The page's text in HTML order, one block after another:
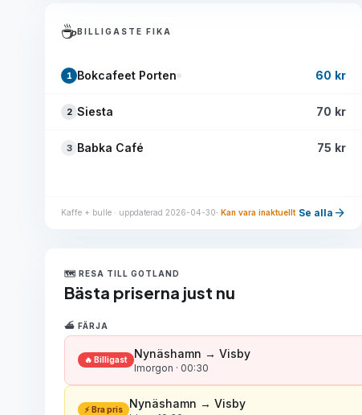
☕BILLIGASTE FIKA
1 Bokcafeet Porten 60 kr
2 Siesta 70 kr
3 Babka Café 75 kr
Kaffe + bulle · uppdaterad 2026-04-30· Kan vara inaktuellt Se alla arrow_forward
🗺️ RESA TILL GOTLAND
Bästa priserna just nu
⛴️ FÄRJA
🔥 Billigast Nynäshamn → Visby
Imorgon · 00:30
⚡ Bra pris Nynäshamn → Visby